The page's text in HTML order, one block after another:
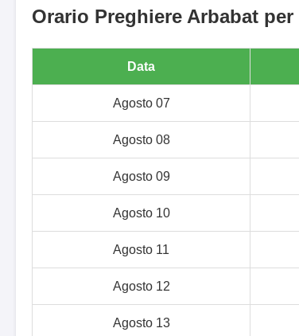
Orario Preghiere Arbabat
Data
Agosto 07
Agosto 08
Agosto 09
Agosto 10
Agosto 11
Agosto 12
Agosto 13